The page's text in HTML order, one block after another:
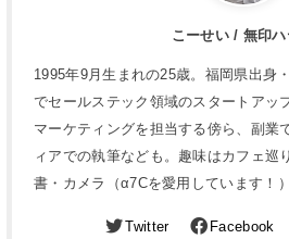
こーせい / 無印
1995年9月生まれの25歳。福岡県出身
でセールステック領域のスタートアッ
マーケティングを担当する傍ら、副業
ィアでの執筆なども。趣味はカフェ巡
書・カメラ（α7Cを愛用しています！）
Twitter Facebook